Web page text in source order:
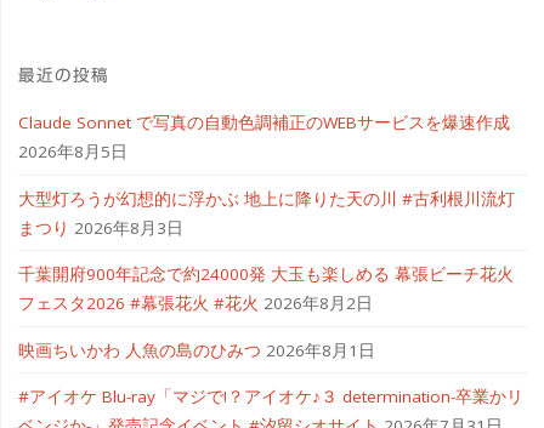
最近の投稿
Claude Sonnet で写真の自動色調補正のWEBサービスを爆速作成
2026年8月5日
大型灯ろうが幻想的に浮かぶ 地上に降りた天の川 #古利根川流灯
まつり 2026年8月3日
千葉開府900年記念で約24000発 大玉も楽しめる 幕張ビーチ花火
フェスタ2026 #幕張花火 #花火 2026年8月2日
映画ちいかわ 人魚の島のひみつ 2026年8月1日
#アイオケ Blu-ray「マジで!？アイオケ♪３ determination-卒業かリ